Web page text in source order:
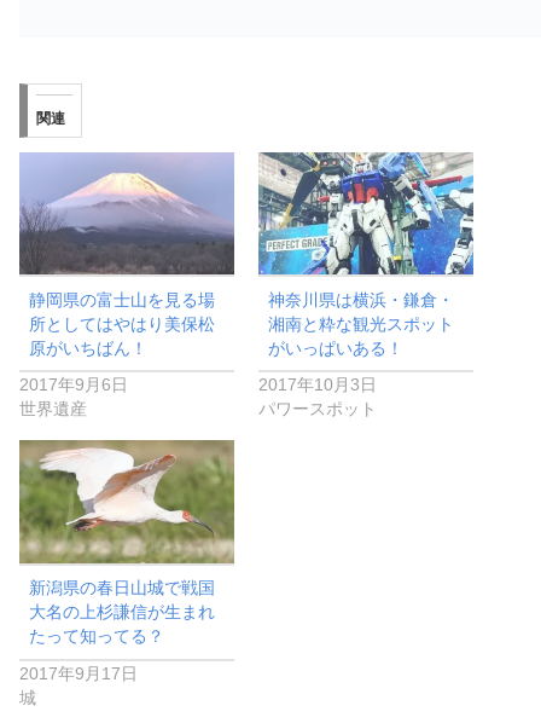
関連
静岡県の富士山を見る場
所としてはやはり美保松
原がいちばん！
2017年9月6日
世界遺産
神奈川県は横浜・鎌倉・
湘南と粋な観光スポット
がいっぱいある！
2017年10月3日
パワースポット
新潟県の春日山城で戦国
大名の上杉謙信が生まれ
たって知ってる？
2017年9月17日
城